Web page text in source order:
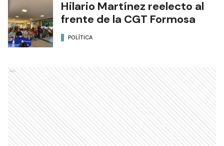
Hilario Martínez reelecto al
frente de la CGT Formosa
POLÍTICA
Ads